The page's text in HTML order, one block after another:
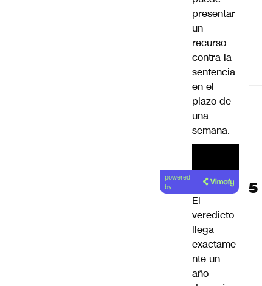
presentar
un
recurso
contra la
sentencia
en el
plazo de
una
semana.
powered
by
El
veredicto
llega
exactame
nte un
año